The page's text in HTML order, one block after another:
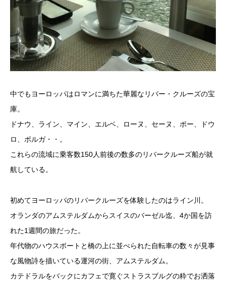
中でもヨーロッパはロマンに満ちた華麗なリバー・クルーズの宝
庫。
ドナウ、ライン、マイン、エルベ、ローヌ、セーヌ、ポー、ドウ
ロ、ボルガ・・。
これらの流域に乗客数150人前後の数多のリバークルーズ船が就
航している。
初めてヨーロッパのリバークルーズを体験したのはライン川。
オランダのアムステルダムからスイスのバーゼル迄、4か国を訪
れた1週間の旅だった。
年代物のハウスボートと橋の上に並べられた自転車の数々が見事
な風物詩を描いている運河の街、アムステルダム。
カテドラルをバックにカフェで寛ぐストラスブルグの粋でお洒落